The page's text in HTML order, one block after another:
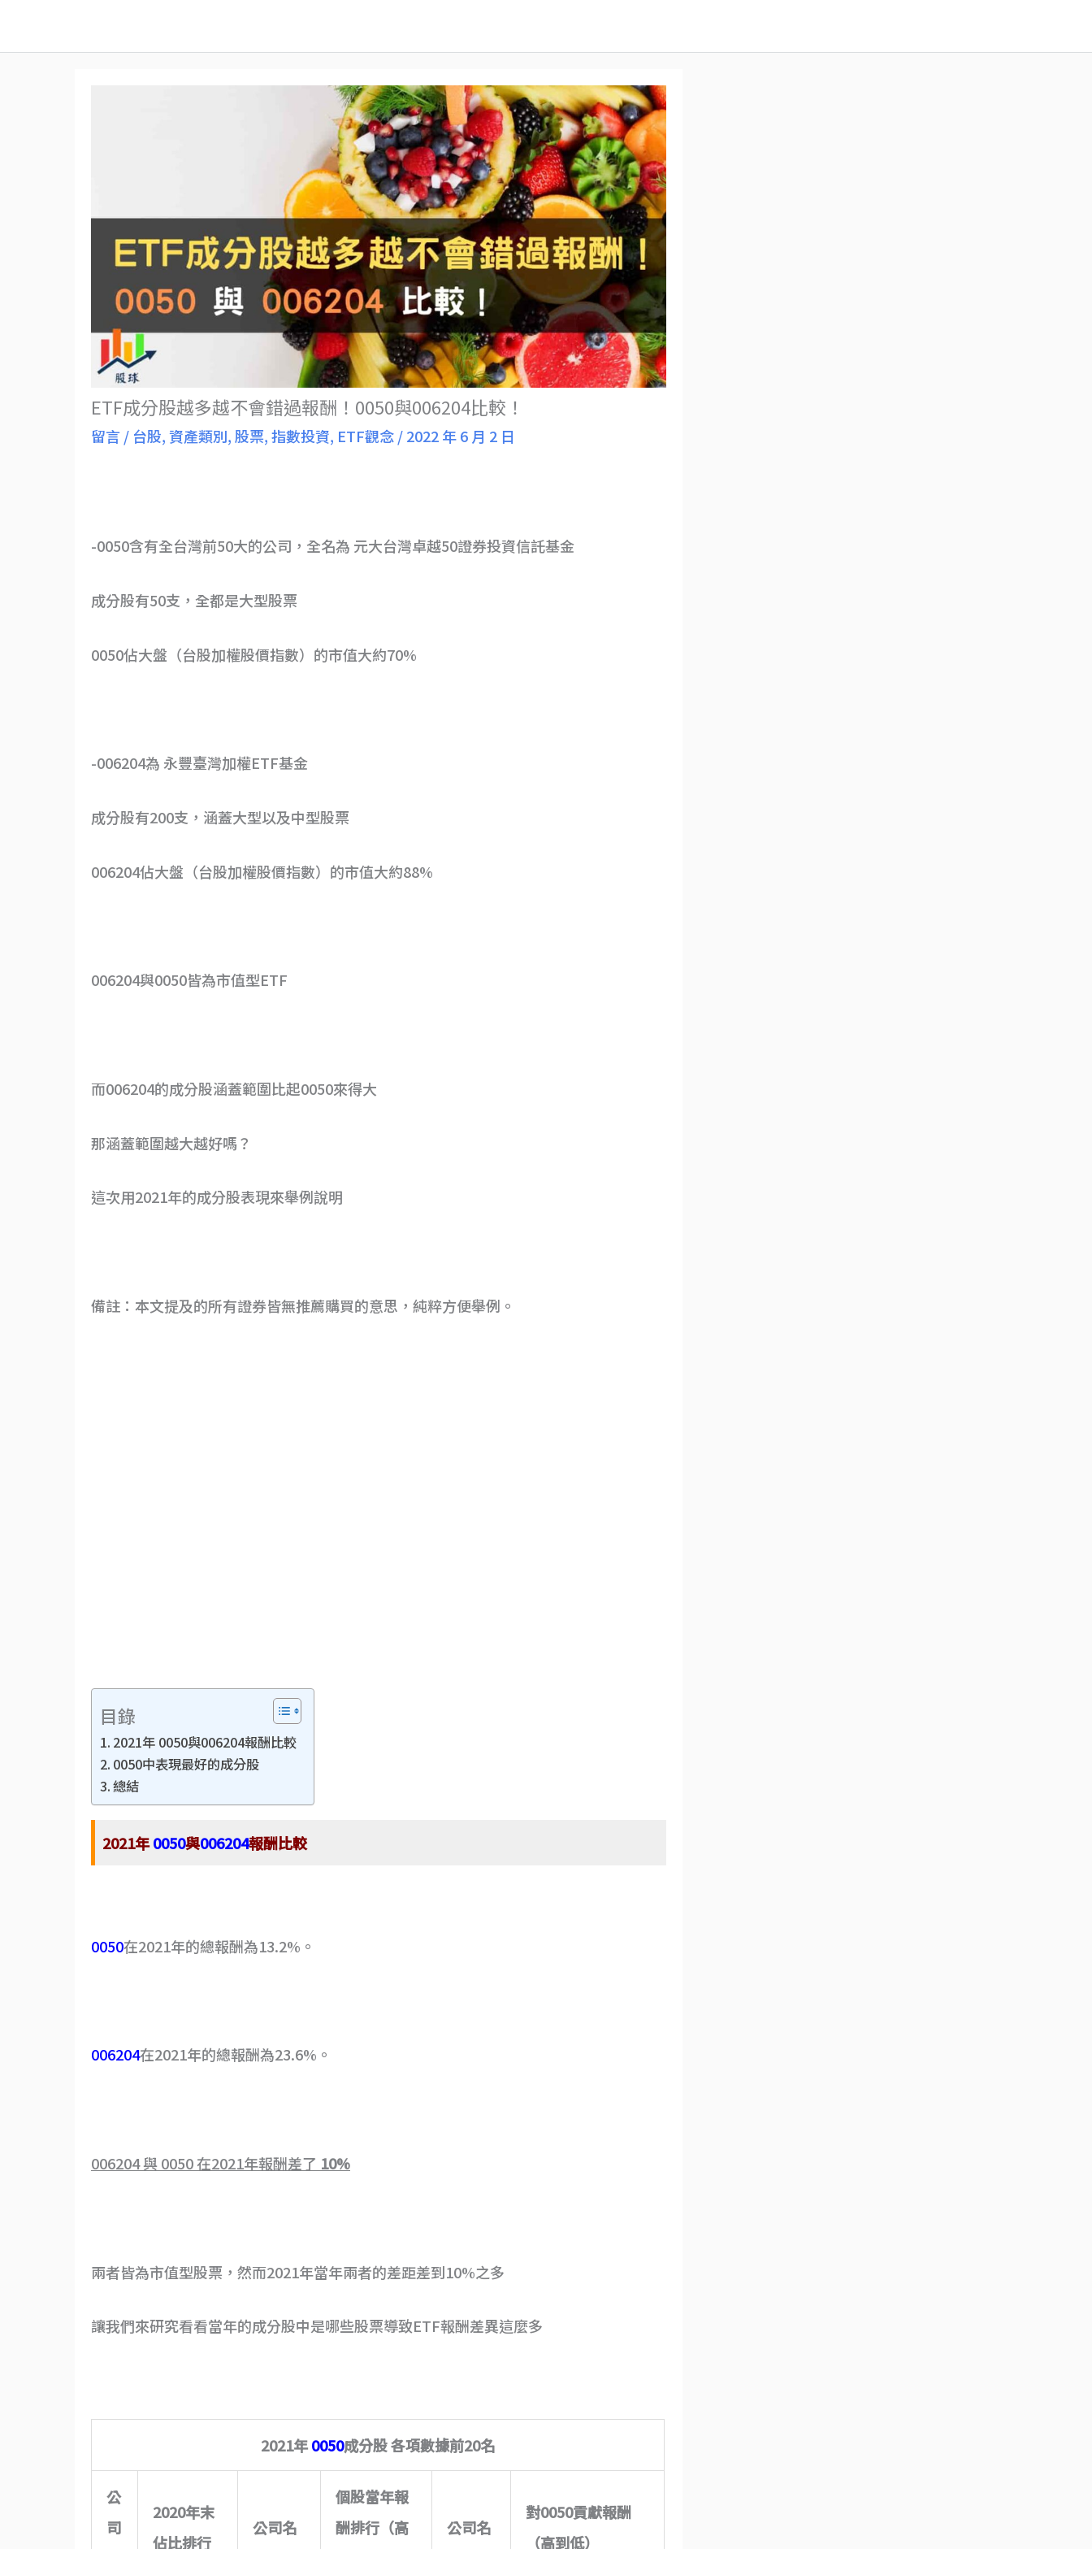
ETF成分股越多越不會錯過報酬！0050與006204比較！
留言/ 台股,資產類別,股票,指數投資, ETF觀念/2022 年 6 月 2 日
-0050含有全台灣前50大的公司，全名為 元大台灣卓越50證券投資信託基金
成分股有50支，全都是大型股票
0050佔大盤（台股加權股價指數）的市值大約70%
-006204為 永豐臺灣加權ETF基金
成分股有200支，涵蓋大型以及中型股票
006204佔大盤（台股加權股價指數）的市值大約88%
006204與0050皆為市值型ETF
而006204的成分股涵蓋範圍比起0050來得大
那涵蓋範圍越大越好嗎？
這次用2021年的成分股表現來舉例說明
備註：本文提及的所有證券皆無推薦購買的意思，純粹方便舉例。
目錄
2021年 0050與006204報酬比較
0050中表現最好的成分股
總結
2021年0050與006204報酬比較
0050在2021年的總報酬為13.2%。
006204在2021年的總報酬為23.6%。
006204 與 0050 在2021年報酬差了 10%
兩者皆為市值型股票，然而2021年當年兩者的差距差到10%之多
讓我們來研究看看當年的成分股中是哪些股票導致ETF報酬差異這麼多
2021年0050成分股 各項數據前20名
公
司
2020年末
佔比排行
公司名
個股當年報
酬排行（高
公司名
對0050貢獻報酬
（高到低）